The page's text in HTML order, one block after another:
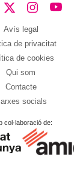
Avís legal
de privacitat
de cookies
Qui som
Contacte
socials
col·laboració de: